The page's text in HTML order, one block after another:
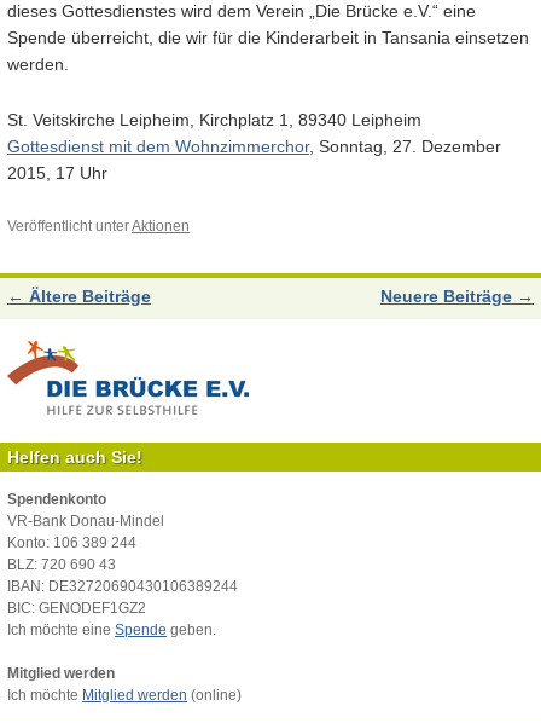
dieses Gottesdienstes wird dem Verein „Die Brücke e.V.“ eine
Spende überreicht, die wir für die Kinderarbeit in Tansania einsetzen
werden.
St. Veitskirche Leipheim, Kirchplatz 1, 89340 Leipheim
Gottesdienst mit dem Wohnzimmerchor, Sonntag, 27. Dezember
2015, 17 Uhr
Veröffentlicht unterAktionen
← Ältere Beiträge Neuere Beiträge →
Helfen auch Sie!
Spendenkonto
VR-Bank Donau-Mindel
Konto: 106 389 244
BLZ: 720 690 43
IBAN: DE32720690430106389244
BIC: GENODEF1GZ2
Ich möchte eine Spende geben.
Mitglied werden
Ich möchte Mitglied werden (online)